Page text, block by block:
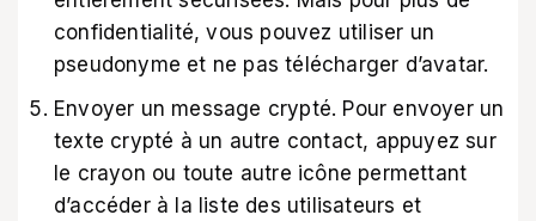
confidentialité, vous pouvez utiliser un
pseudonyme et ne pas télécharger d’avatar.
Envoyer un message crypté. Pour envoyer un
texte crypté à un autre contact, appuyez sur
le crayon ou toute autre icône permettant
d’accéder à la liste des utilisateurs et